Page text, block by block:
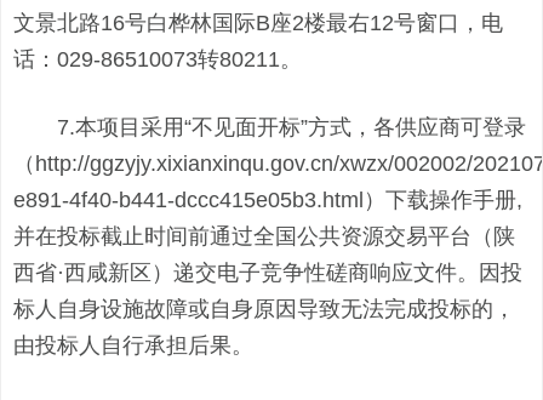
文景北路16号白桦林国际B座2楼最右12号窗口，电
话：029-86510073转80211。
7.本项目采用“不见面开标”方式，各供应商可登录
（http://ggzyjy.xixianxinqu.gov.cn/xwzx/002002/
e891-4f40-b441-dccc415e05b3.html）下载操作手册,
并在投标截止时间前通过全国公共资源交易平台（陕
西省·西咸新区）递交电子竞争性磋商响应文件。因投
标人自身设施故障或自身原因导致无法完成投标的，
由投标人自行承担后果。